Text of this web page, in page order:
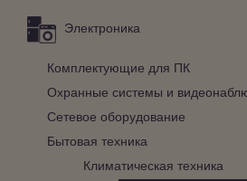
Электроника
Комплектующие для ПК
Охранные системы и
Сетевое оборудование
Бытовая техника
Климатическая техника